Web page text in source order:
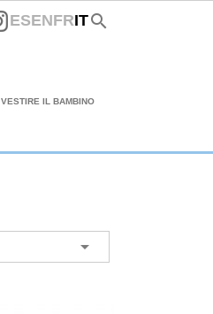
FacebookInstagram
ESENFRITsearch
VESTIRE IL BAMBINO
